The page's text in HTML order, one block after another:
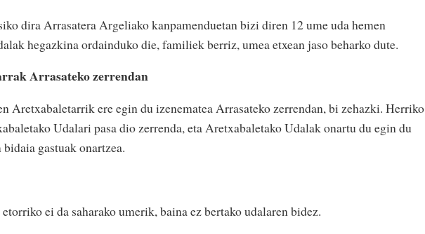
dira Arrasatera Argeliako kanpamenduetan bizi diren 12 ume uda hemen
hegazkina ordainduko die, familiek berriz, umea etxean jaso beharko dute.
Arrasateko zerrendan
Aretxabaletarrik ere egin du izenematea Arrasateko zerrendan, bi zehazki. Herriko
Udalari pasa dio zerrenda, eta Aretxabaletako Udalak onartu du egin du
gastuak onartzea.
ei da saharako umerik, baina ez bertako udalaren bidez.